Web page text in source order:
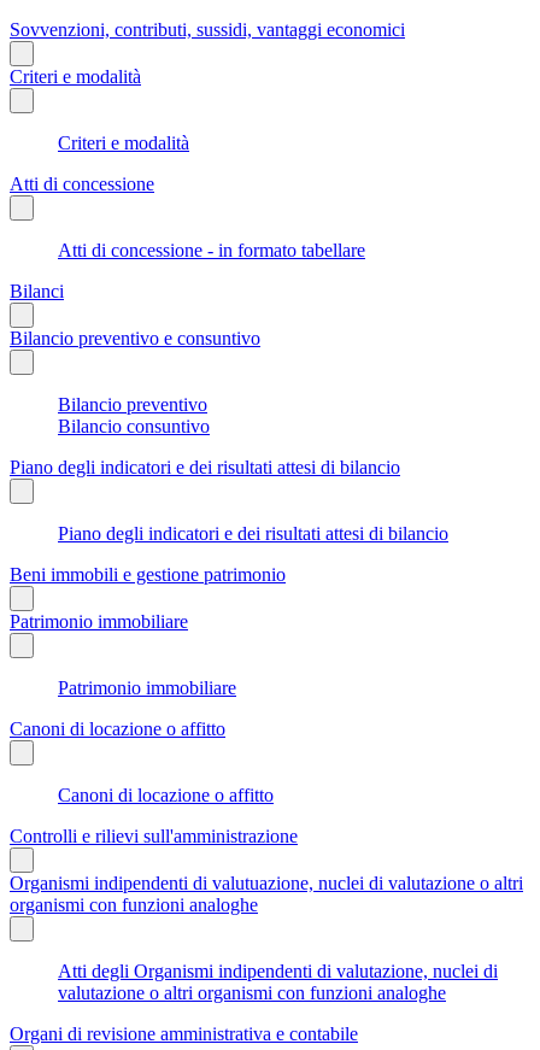
Sovvenzioni, contributi, sussidi, vantaggi economici
Criteri e modalità
Criteri e modalità
Atti di concessione
Atti di concessione - in formato tabellare
Bilanci
Bilancio preventivo e consuntivo
Bilancio preventivo
Bilancio consuntivo
Piano degli indicatori e dei risultati attesi di bilancio
Piano degli indicatori e dei risultati attesi di bilancio
Beni immobili e gestione patrimonio
Patrimonio immobiliare
Patrimonio immobiliare
Canoni di locazione o affitto
Canoni di locazione o affitto
Controlli e rilievi sull'amministrazione
Organismi indipendenti di valutuazione, nuclei di valutazione o altri
organismi con funzioni analoghe
Atti degli Organismi indipendenti di valutazione, nuclei di
valutazione o altri organismi con funzioni analoghe
Organi di revisione amministrativa e contabile